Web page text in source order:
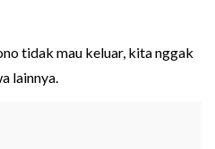
tidak mau keluar, kita nggak
lainnya.